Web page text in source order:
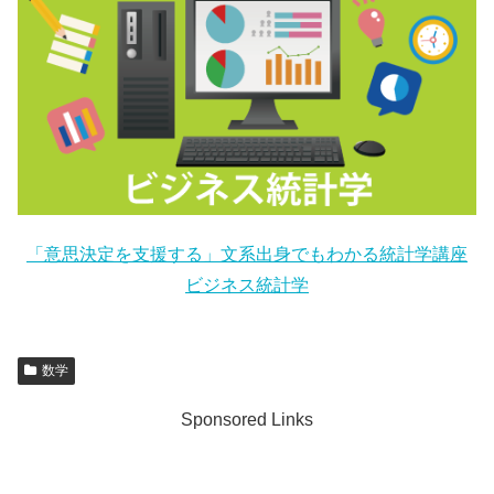
「意思決定を支援する」文系出身でもわかる統計学講座
ビジネス統計学
数学
Sponsored Links